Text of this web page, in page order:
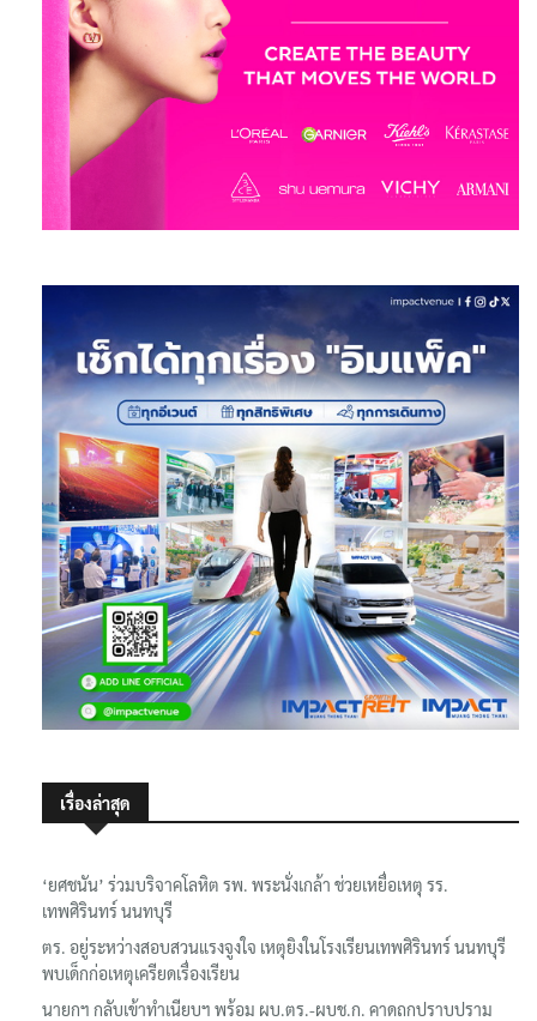
เรื่องล่าสุด
‘ยศชนัน’ ร่วมบริจาคโลหิต รพ. พระนั่งเกล้า ช่วยเหยื่อเหตุ รร.
เทพศิรินทร์ นนทบุรี
ตร. อยู่ระหว่างสอบสวนแรงจูงใจ เหตุยิงในโรงเรียนเทพศิรินทร์ นนทบุรี
พบเด็กก่อเหตุเครียดเรื่องเรียน
นายกฯ กลับเข้าทำเนียบฯ พร้อม ผบ.ตร.-ผบช.ก. คาดถกปราบปราม